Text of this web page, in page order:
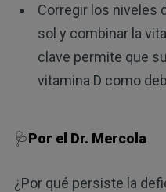
Corregir los niveles
sol y combinar la
clave permite que
vitamina D como
🩺Por el Dr. Mercola
¿Por qué persiste la